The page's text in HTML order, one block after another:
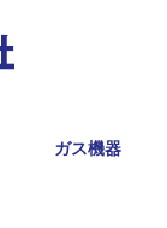
ガス機器